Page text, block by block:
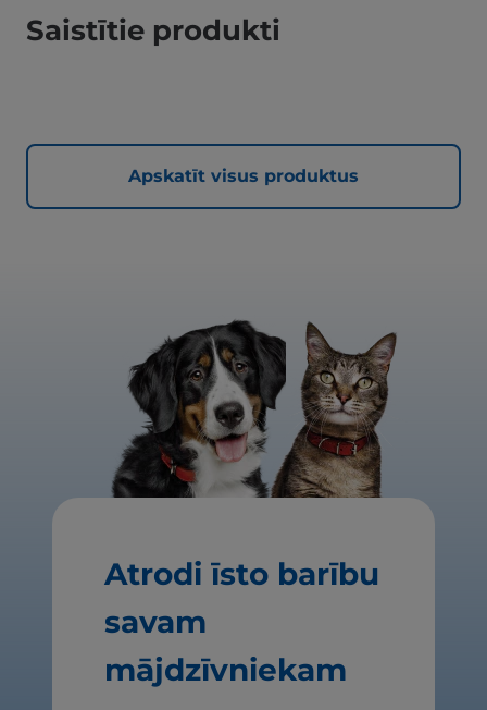
Saistītie produkti
Apskatīt visus produktus
Atrodi īsto barību
savam
mājdzīvniekam